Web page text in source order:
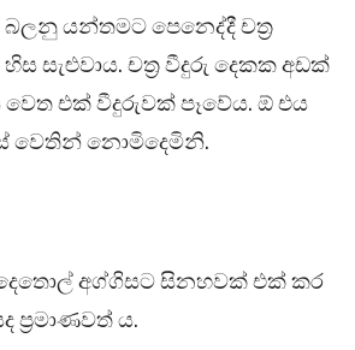
යන්තමට පෙනෙද්දී චත්‍ර
සැළුවාය. චත්‍ර වීදුරු දෙකක අඩක්
එක් වීදුරුවක් පෑවේය. ඕ එය
වෙතින් නොමිදෙමිනි.
අග්ගිසට සිනහවක් එක් කර
ප්‍රමාණවත් ය.